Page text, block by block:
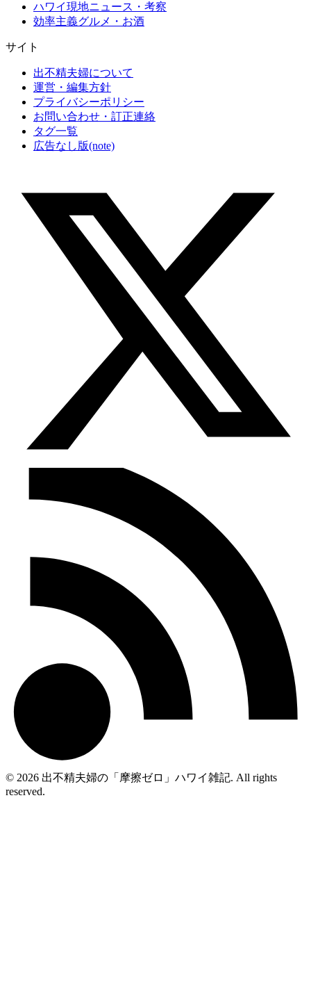
ハワイ現地ニュース・考察
効率主義グルメ・お酒
サイト
出不精夫婦について
運営・編集方針
プライバシーポリシー
お問い合わせ・訂正連絡
タグ一覧
広告なし版(note)
© 2026 出不精夫婦の「摩擦ゼロ」ハワイ雑記. All rights
reserved.